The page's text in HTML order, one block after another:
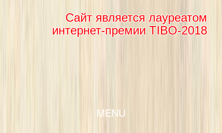
Сайт является лауреатом
интернет-премии TIBO-2018
MENU